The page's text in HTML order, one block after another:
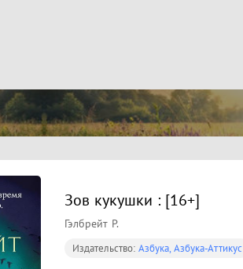
Зов кукушки : [16+]
Гэлбрейт Р.
Издательство: Азбука, Азбука-Аттикус